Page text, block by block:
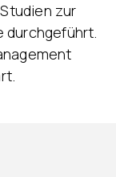
zur
durchgeführt.